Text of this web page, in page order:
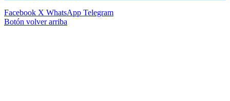
Facebook X WhatsApp Telegram
Botón volver arriba